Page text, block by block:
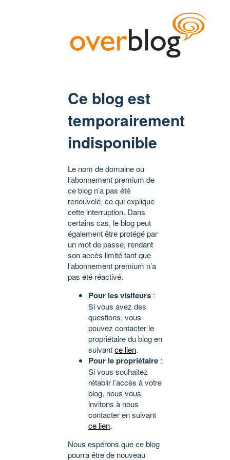
Ce blog est
temporairement
indisponible
Le nom de domaine ou
l’abonnement premium de
ce blog n’a pas été
renouvelé, ce qui explique
cette interruption. Dans
certains cas, le blog peut
également être protégé par
un mot de passe, rendant
son accès limité tant que
l’abonnement premium n’a
pas été réactivé.
Pour les visiteurs :
Si vous avez des
questions, vous
pouvez contacter le
propriétaire du blog en
suivantce lien.
Pour le propriétaire :
Si vous souhaitez
rétablir l’accès à votre
blog, nous vous
invitons à nous
contacter en suivant
ce lien.
Nous espérons que ce blog
pourra être de nouveau